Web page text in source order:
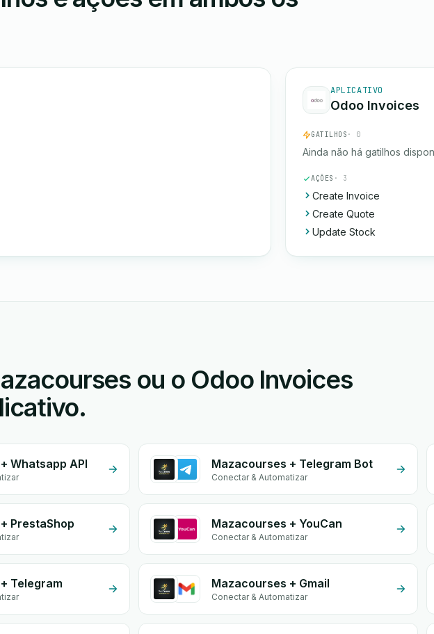
APLICATIVO
Odoo Invoices
GATILHOS · 0
Ainda não há gatilhos
AÇÕES · 3
Create Invoice
Create Quote
Update Stock
ou o Odoo Invoices
Whatsapp API Mazacourses + Telegram Bot
Conectar & Automatizar
PrestaShop Mazacourses + YouCan
Conectar & Automatizar
Telegram Mazacourses + Gmail
Conectar & Automatizar